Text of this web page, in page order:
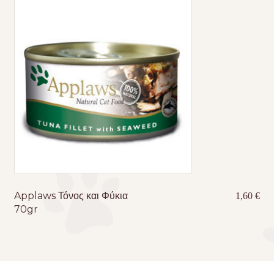
Applaws Τόνος και Φύκια
70gr
1,60€